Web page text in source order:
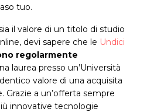
tuo.
il valore di un titolo di studio
devi sapere che le Undici
regolarmente
laurea presso un’Università
valore di una acquisita
Grazie a un’offerta sempre
innovative tecnologie